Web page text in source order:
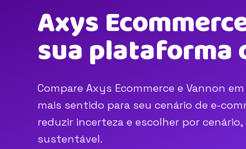
Axys
sua plataforma
Compare Axys Ecommerce e Vannon
mais sentido para seu cenário de e-
reduzir incerteza e escolher por
sustentável.